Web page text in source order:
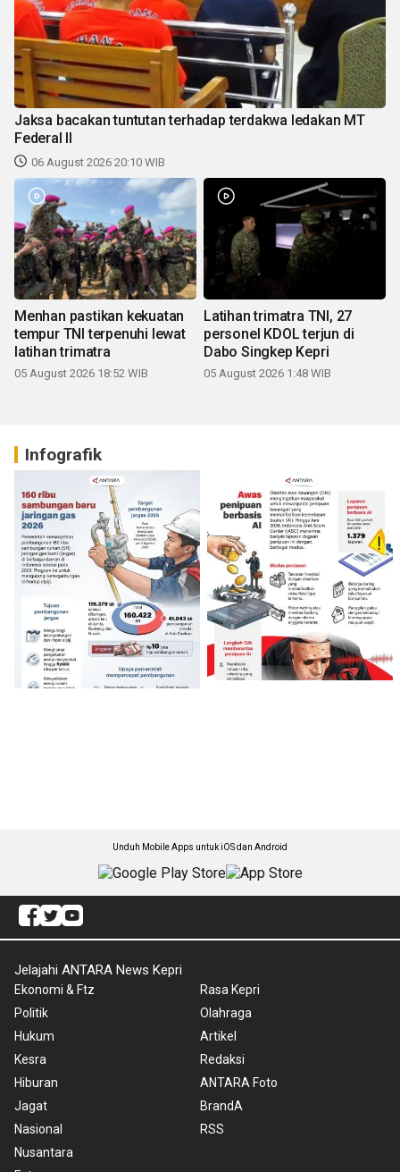
Jaksa bacakan tuntutan terhadap terdakwa ledakan MT
Federal II
06 August 2026 20:10 WIB
Menhan pastikan kekuatan
tempur TNI terpenuhi lewat
latihan trimatra
05 August 2026 18:52 WIB
Latihan trimatra TNI, 27
personel KDOL terjun di
Dabo Singkep Kepri
05 August 2026 1:48 WIB
Infografik
Unduh Mobile Apps untuk iOS dan Android
Jelajahi ANTARA News Kepri
Ekonomi & Ftz
Politik
Hukum
Kesra
Hiburan
Jagat
Nasional
Nusantara
Rasa Kepri
Olahraga
Artikel
Redaksi
ANTARA Foto
BrandA
RSS